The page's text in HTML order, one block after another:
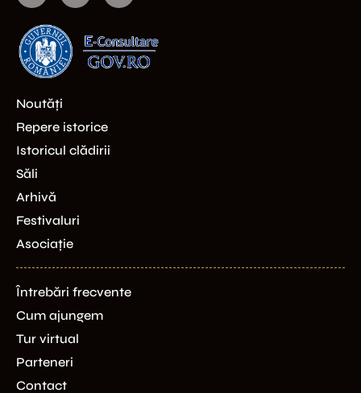
Noutăți
Repere istorice
Istoricul clădirii
Săli
Arhivă
Festivaluri
Asociație
Întrebări frecvente
Cum ajungem
Tur virtual
Parteneri
Contact